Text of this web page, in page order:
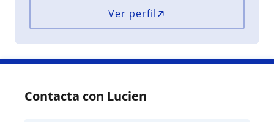
Ver perfil
Contacta con Lucien